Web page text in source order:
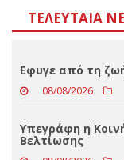
ΤΕΛΕΥΤΑΊΑ
Eφυγε από τη